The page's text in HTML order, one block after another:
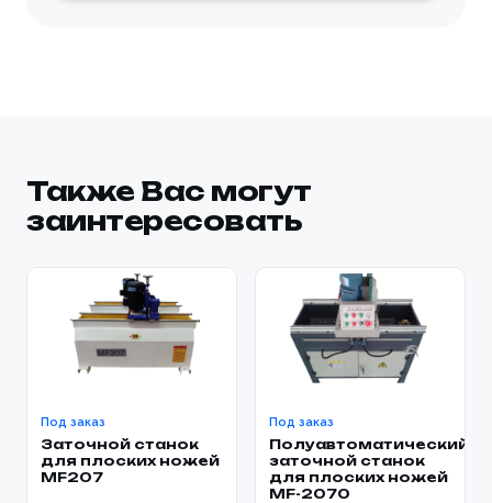
Также Вас могут
заинтересовать
Под заказ
Заточной станок
для плоских ножей
MF207
Под заказ
Полуавтоматический
заточной станок
для плоских ножей
MF-2070